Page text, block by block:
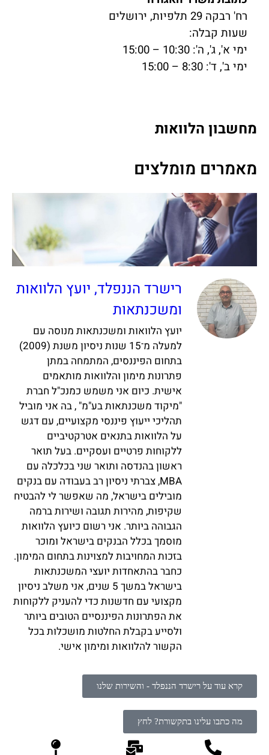
רח' רבקה 29 תלפיות, ירושלים
שעות קבלה:
ימי א', ג', ה': 10:30 – 15:00
ימי ב', ד': 8:30 – 15:00
מחשבון הלוואות
מאמרים מומלצים
רישרד הננפלד, יועץ הלוואות
ומשכנתאות
יועץ הלוואות ומשכנתאות מנוסה עם
למעלה מ־15 שנות ניסיון משנת (2009)
בתחום הפיננסים, המתמחה במתן
פתרונות מימון והלוואות מותאמים
אישית. כיום אני משמש כמנכ"ל חברת
"מיקוד משכנתאות בע"מ" , בה אני מוביל
תהליכי ייעוץ פיננסי מקצועיים, עם דגש
על הלוואות בתנאים אטרקטיביים
ללקוחות פרטיים ועסקיים. בעל תואר
ראשון בהנדסה ותואר שני בכלכלה עם
MBA, צברתי ניסיון רב בעבודה עם בנקים
מובילים בישראל, מה שאפשר לי להבטיח
שקיפות, מהירות תגובה ושירות ברמה
הגבוהה ביותר. אני רשום כיועץ הלוואות
מוסמך בכלל הבנקים בישראל ומוכר
בזכות המחויבות למצוינות בתחום המימון.
כחבר בהתאחדות יועצי המשכנתאות
בישראל במשך 5 שנים, אני משלב ניסיון
מקצועי עם חדשנות כדי להעניק ללקוחות
את הפתרונות הפיננסיים הטובים ביותר
ולסייע בקבלת החלטות מושכלות בכל
הקשור להלוואות ומימון אישי.
קרא עוד על רישרד הננפלד - והשירות שלנו
מה כתבו עלינו בתקשורת? לחץ